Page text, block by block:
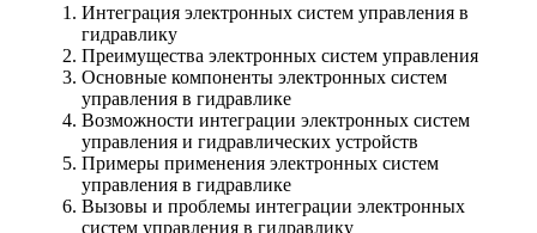
Интеграция электронных систем управления в
гидравлику
Преимущества электронных систем управления
Основные компоненты электронных систем
управления в гидравлике
Возможности интеграции электронных систем
управления и гидравлических устройств
Примеры применения электронных систем
управления в гидравлике
Вызовы и проблемы интеграции электронных
систем управления в гидравлику